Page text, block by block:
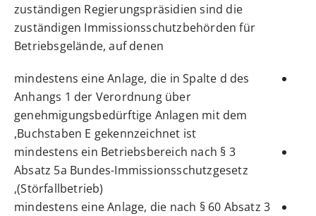
zuständigen Regierungspräsidien sind die
zuständigen Immissionsschutzbehörden für
Betriebsgelände, auf denen
mindestens eine Anlage, die in Spalte d des
Anhangs 1 der Verordnung über
genehmigungsbedürftige Anlagen mit dem
Buchstaben E gekennzeichnet ist,
mindestens ein Betriebsbereich nach § 3
Absatz 5a Bundes-Immissionsschutzgesetz
(Störfallbetrieb),
mindestens eine Anlage, die nach § 60 Absatz 3